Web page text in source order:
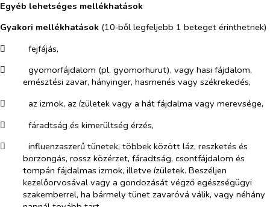
Egyéb lehetséges mellékhatások
Gyakori mellékhatások (10‑ből legfeljebb 1 beteget érinthetnek)
​
fejfájás,
​
gyomorfájdalom (pl. gyomorhurut), vagy hasi fájdalom,
emésztési zavar, hányinger, hasmenés vagy székrekedés,
​
az izmok, az ízületek vagy a hát fájdalma vagy merevsége,
​
fáradtság és kimerültség érzés,
​
influenzaszerű tünetek, többek között láz, reszketés és
borzongás, rossz közérzet, fáradtság, csontfájdalom és
tompán fájdalmas izmok, illetve ízületek. Beszéljen
kezelőorvosával vagy a gondozását végző egészségügyi
szakemberrel, ha bármely tünet zavaróvá válik, vagy néhány